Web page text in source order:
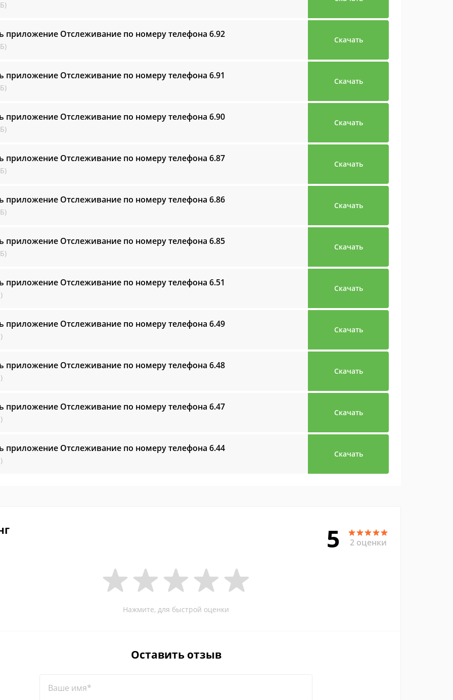
приложение Отслеживание по номеру телефона 6.92
Скачать
приложение Отслеживание по номеру телефона 6.91
Скачать
приложение Отслеживание по номеру телефона 6.90
Скачать
приложение Отслеживание по номеру телефона 6.87
Скачать
приложение Отслеживание по номеру телефона 6.86
Скачать
приложение Отслеживание по номеру телефона 6.85
Скачать
приложение Отслеживание по номеру телефона 6.51
Скачать
приложение Отслеживание по номеру телефона 6.49
Скачать
приложение Отслеживание по номеру телефона 6.48
Скачать
приложение Отслеживание по номеру телефона 6.47
Скачать
приложение Отслеживание по номеру телефона 6.44
Скачать
5 2 оценки
Нажмите, для быстрой оценки
Оставить отзыв
Ваше имя*